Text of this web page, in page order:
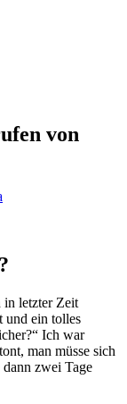
von
in letzter Zeit
und ein tolles
Ich war
man müsse sich
zwei Tage